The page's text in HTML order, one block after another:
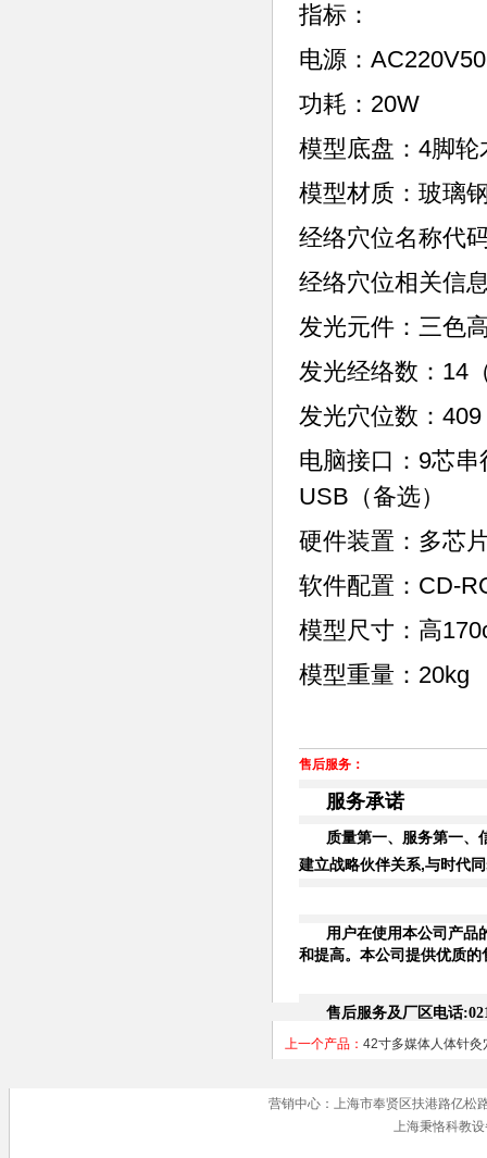
指标：
电源：
功耗：20W
模型底盘：4脚轮
模型材质：玻璃
经络穴位名称代
经络穴位相关信
发光元件：三色
发光经络数：14
发光穴位数：
电脑接口：9芯
USB（备选）
硬件装置：多芯
软件配置：CD-
模型尺寸：高
模型重量：20kg
售后服务：
服务承诺
质量第一、服务第一、
建立战略伙伴关系,与时代
用户在使用本公司产品
和提高。本公司提供优质
售后服务及厂区电话
上一个产品： 42寸多媒体人体针灸
营销中心：上海市奉贤区扶港路亿
上海秉恪科教